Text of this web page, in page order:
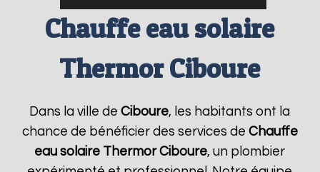
Chauffe eau solaire
Thermor Ciboure
Dans la ville deCiboure, les habitants ont la
chance de bénéficier des services de Chauffe
eau solaire Thermor Ciboure, un plombier